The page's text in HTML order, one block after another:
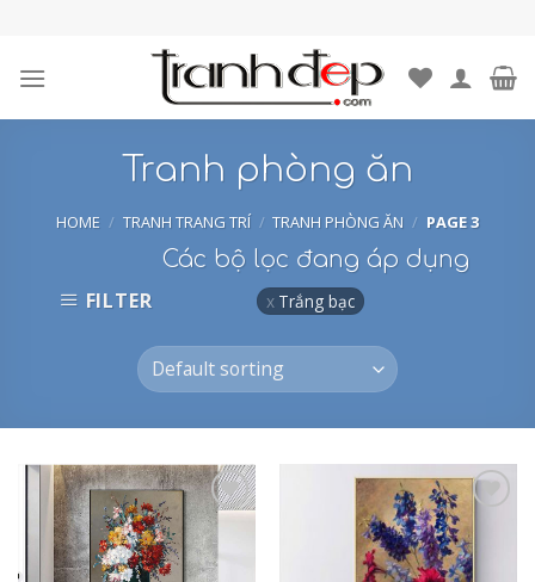
content
Tranh phòng ăn
HOME / TRANH TRANG TRÍ / TRANH PHÒNG ĂN / PAGE 3
FILTER
Các bộ lọc đang áp dụng
Trắng bạc
Add to
Wishlist
Add to
Wishlist